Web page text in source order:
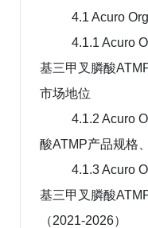
4.1 Acuro
4.1.1 Acuro
基三甲叉膦酸
市场地位
4.1.2 Acuro
酸ATMP产品规格
4.1.3 Acuro
基三甲叉膦酸
（2021-2026）